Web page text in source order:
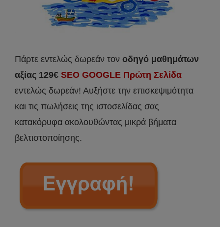
Πάρτε εντελώς δωρεάν τον οδηγό μαθημάτων
αξίας 129€ SEO GOOGLE Πρώτη Σελίδα
εντελώς δωρεάν! Αυξήστε την επισκεψιμότητα
και τις πωλήσεις της ιστοσελίδας σας
κατακόρυφα ακολουθώντας μικρά βήματα
βελτιστοποίησης.